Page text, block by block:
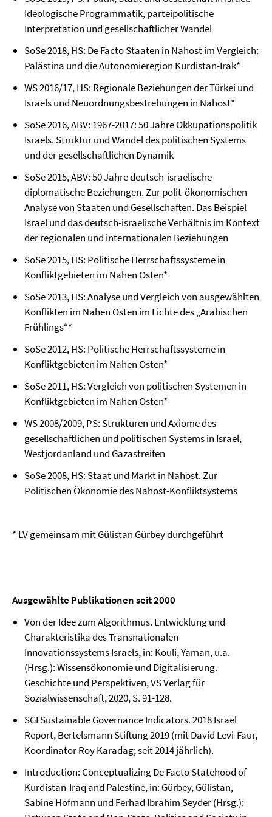
Ideologische Programmatik, parteipolitische
Interpretation und gesellschaftlicher Wandel
SoSe 2018, HS: De Facto Staaten in Nahost im Vergleich:
Palästina und die Autonomieregion Kurdistan-Irak*
WS 2016/17, HS: Regionale Beziehungen der Türkei und
Israels und Neuordnungsbestrebungen in Nahost*
SoSe 2016, ABV: 1967-2017: 50 Jahre Okkupationspolitik
Israels. Struktur und Wandel des politischen Systems
und der gesellschaftlichen Dynamik
SoSe 2015, ABV: 50 Jahre deutsch-israelische
diplomatische Beziehungen. Zur polit-ökonomischen
Analyse von Staaten und Gesellschaften. Das Beispiel
Israel und das deutsch-israelische Verhältnis im Kontext
der regionalen und internationalen Beziehungen
SoSe 2015, HS: Politische Herrschaftssysteme in
Konfliktgebieten im Nahen Osten*
SoSe 2013, HS: Analyse und Vergleich von ausgewählten
Konflikten im Nahen Osten im Lichte des „Arabischen
Frühlings“*
SoSe 2012, HS: Politische Herrschaftssysteme in
Konfliktgebieten im Nahen Osten*
SoSe 2011, HS: Vergleich von politischen Systemen in
Konfliktgebieten im Nahen Osten*
WS 2008/2009, PS: Strukturen und Axiome des
gesellschaftlichen und politischen Systems in Israel,
Westjordanland und Gazastreifen
SoSe 2008, HS: Staat und Markt in Nahost. Zur
Politischen Ökonomie des Nahost-Konfliktsystems
* LV gemeinsam mit Gülistan Gürbey durchgeführt
Ausgewählte Publikationen seit 2000
Von der Idee zum Algorithmus. Entwicklung und
Charakteristika des Transnationalen
Innovationssystems Israels, in: Kouli, Yaman, u.a.
(Hrsg.): Wissensökonomie und Digitalisierung.
Geschichte und Perspektiven, VS Verlag für
Sozialwissenschaft, 2020, S. 91-128.
SGI Sustainable Governance Indicators. 2018 Israel
Report, Bertelsmann Stiftung 2019 (mit David Levi-Faur,
Koordinator Roy Karadag; seit 2014 jährlich).
Introduction: Conceptualizing De Facto Statehood of
Kurdistan-Iraq and Palestine, in: Gürbey, Gülistan,
Sabine Hofmann und Ferhad Ibrahim Seyder (Hrsg.):